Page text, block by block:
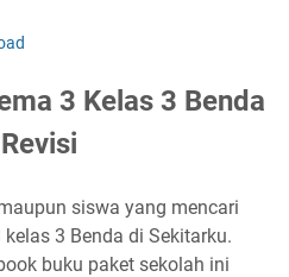
3 Kelas 3 Benda
siswa yang mencari
3 Benda di Sekitarku.
buku paket sekolah ini